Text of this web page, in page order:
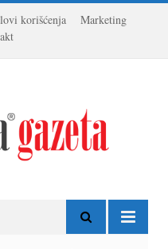
korišćenja
Marketing